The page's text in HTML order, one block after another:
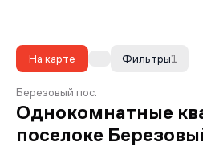
На карте 1
Фильтры
Березовый пос.
Однокомнатные
поселоке